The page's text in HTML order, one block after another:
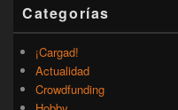
Categorías
¡Cargad!
Actualidad
Crowdfunding